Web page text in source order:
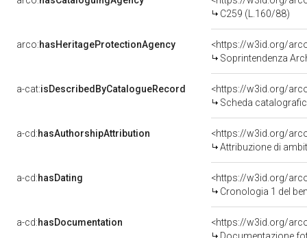
C259 (L.160/88)
arco:hasHeritageProtectionAgency
<https://w3id.org/
Soprintendenza
a-cat:isDescribedByCatalogueRecord
<https://w3id.org/
Scheda
a-cd:hasAuthorshipAttribution
<https://w3id.org/
Attribuzione di
a-cd:hasDating
<https://w3id.org/
Cronologia 1 del
a-cd:hasDocumentation